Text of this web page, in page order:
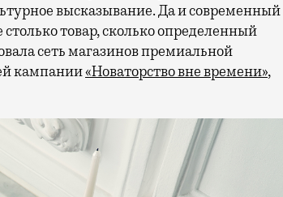
высказывание. Да и современный
товар, сколько определенный
сеть магазинов премиальной
кампании«Новаторство вне времени»,